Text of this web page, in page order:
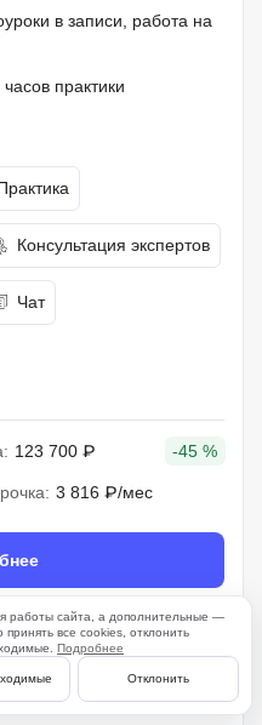
в записи, работа на
практики
Консультация экспертов
Чат
123 700 ₽ -45 %
3 816 ₽/мес
261 отзыв
работы сайта, а дополнительные —
все cookies, отклонить
Подробнее
Отклонить